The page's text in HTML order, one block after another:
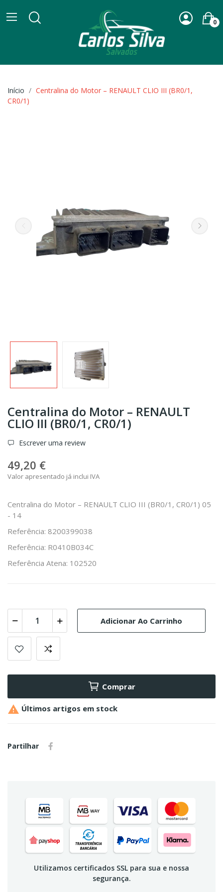
0
Início
Centralina do Motor – RENAULT CLIO III (BR0/1,
CR0/1)
Centralina do Motor – RENAULT
CLIO III (BR0/1, CR0/1)
Escrever uma review
49,20 €
Valor apresentado já inclui IVA
Centralina do Motor – RENAULT CLIO III (BR0/1, CR0/1) 05
- 14
Referência: 8200399038
Referência: R0410B034C
Referência Atena: 102520
Adicionar Ao Carrinho
Comprar
 Últimos artigos em stock
Partilhar
Utilizamos certificados SSL para sua e nossa
segurança.